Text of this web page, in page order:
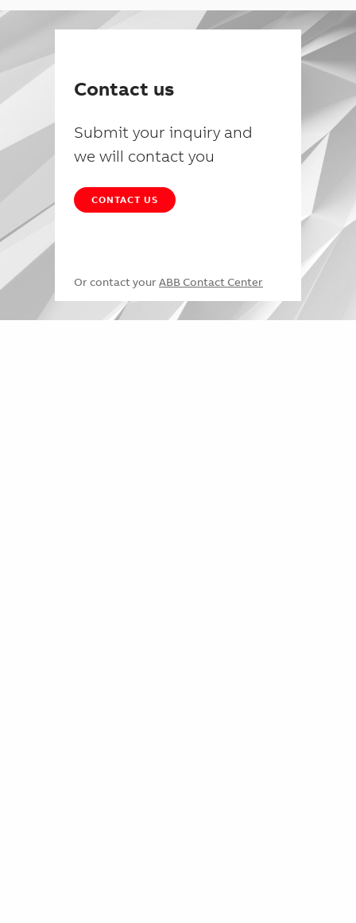
Contact us
Submit your inquiry and
we will contact you
CONTACT US
Or contact your ABB Contact Center